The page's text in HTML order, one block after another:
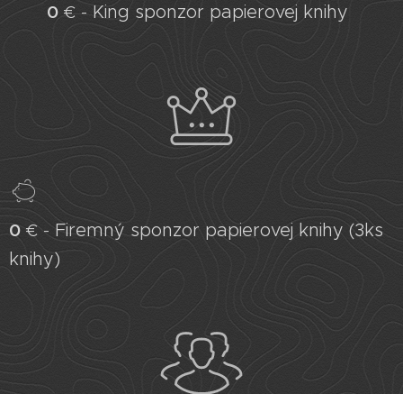
0€ - King sponzor papierovej knihy
0 € - Firemný sponzor papierovej knihy (3ks
knihy)